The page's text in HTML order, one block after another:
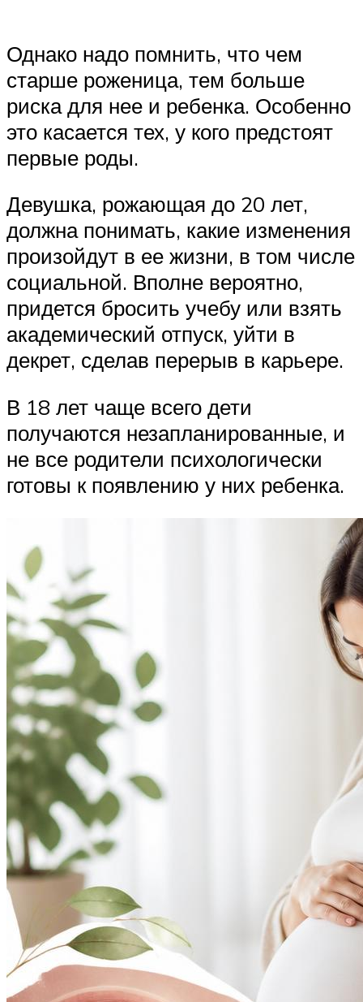
Однако надо помнить, что чем
старше роженица, тем больше
риска для нее и ребенка. Особенно
это касается тех, у кого предстоят
первые роды.
Девушка, рожающая до 20 лет,
должна понимать, какие изменения
произойдут в ее жизни, в том числе
социальной. Вполне вероятно,
придется бросить учебу или взять
академический отпуск, уйти в
декрет, сделав перерыв в карьере.
В 18 лет чаще всего дети
получаются незапланированные, и
не все родители психологически
готовы к появлению у них ребенка.